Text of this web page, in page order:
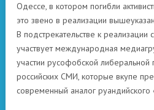
Одессе, в котором погибли
это звено в реализации
В подстрекательстве к реализации
участвует международная
участии русофобской либеральной
российских СМИ, которые вкупе
современный аналог